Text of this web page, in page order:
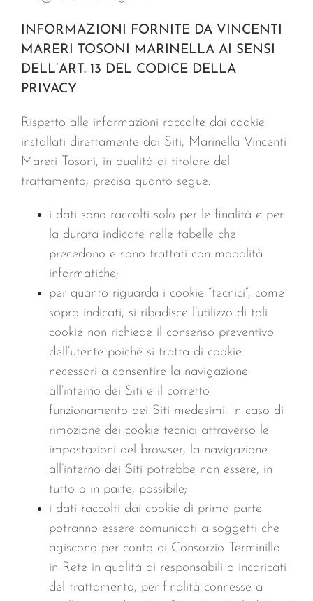
INFORMAZIONI FORNITE DA VINCENTI
MARERI TOSONI MARINELLA AI SENSI
DELL’ART. 13 DEL CODICE DELLA
PRIVACY
Rispetto alle informazioni raccolte dai cookie
installati direttamente dai Siti, Marinella Vincenti
Mareri Tosoni, in qualità di titolare del
trattamento, precisa quanto segue:
i dati sono raccolti solo per le finalità e per
la durata indicate nelle tabelle che
precedono e sono trattati con modalità
informatiche;
per quanto riguarda i cookie “tecnici”, come
sopra indicati, si ribadisce l’utilizzo di tali
cookie non richiede il consenso preventivo
dell’utente poiché si tratta di cookie
necessari a consentire la navigazione
all’interno dei Siti e il corretto
funzionamento dei Siti medesimi. In caso di
rimozione dei cookie tecnici attraverso le
impostazioni del browser, la navigazione
all’interno dei Siti potrebbe non essere, in
tutto o in parte, possibile;
i dati raccolti dai cookie di prima parte
potranno essere comunicati a soggetti che
agiscono per conto di Consorzio Terminillo
in Rete in qualità di responsabili o incaricati
del trattamento, per finalità connesse a